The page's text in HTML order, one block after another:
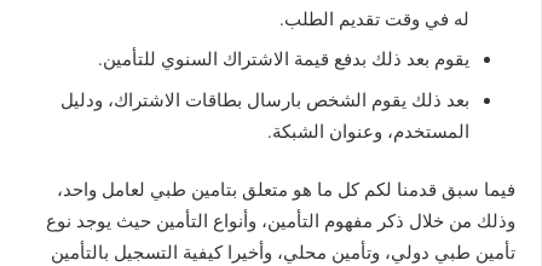
له في وقت تقديم الطلب.
يقوم بعد ذلك بدفع قيمة الاشتراك السنوي للتأمين.
بعد ذلك يقوم الشخص بارسال بطاقات الاشتراك، ودليل
المستخدم، وعنوان الشبكة.
فيما سبق قدمنا لكم كل ما هو متعلق بتامين طبي لعامل واحد،
وذلك من خلال ذكر مفهوم التأمين، وأنواع التأمين حيث يوجد نوع
تأمين طبي دولي، وتأمين محلي، وأخيرا كيفية التسجيل بالتأمين